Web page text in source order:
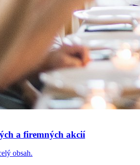
a firemných akcií
obsah.